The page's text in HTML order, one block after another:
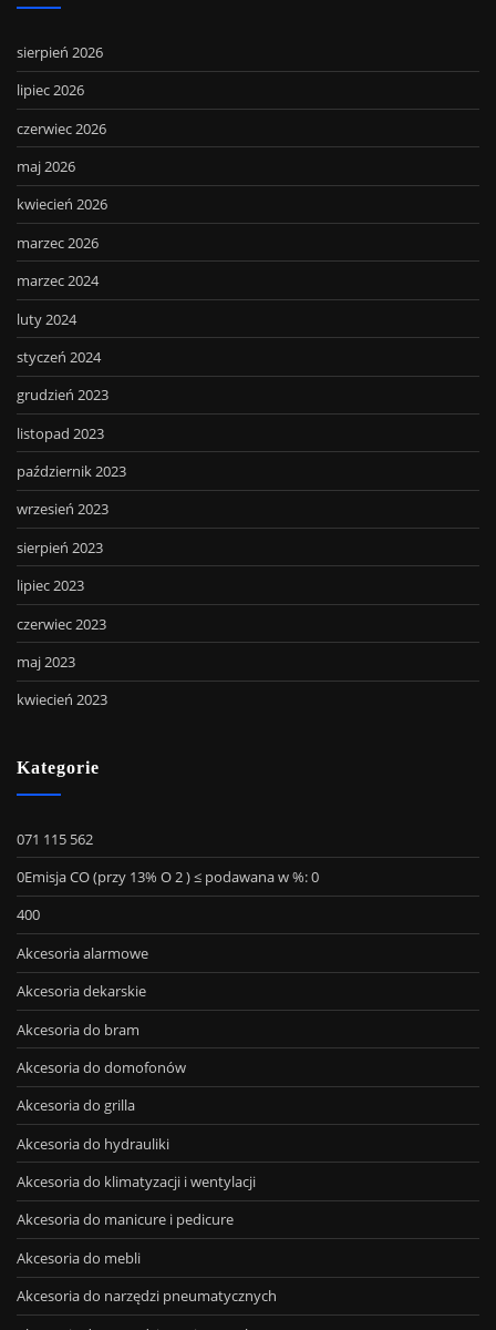
sierpień 2026
lipiec 2026
czerwiec 2026
maj 2026
kwiecień 2026
marzec 2026
marzec 2024
luty 2024
styczeń 2024
grudzień 2023
listopad 2023
październik 2023
wrzesień 2023
sierpień 2023
lipiec 2023
czerwiec 2023
maj 2023
kwiecień 2023
Kategorie
071 115 562
0Emisja CO (przy 13% O 2 ) ≤ podawana w %: 0
400
Akcesoria alarmowe
Akcesoria dekarskie
Akcesoria do bram
Akcesoria do domofonów
Akcesoria do grilla
Akcesoria do hydrauliki
Akcesoria do klimatyzacji i wentylacji
Akcesoria do manicure i pedicure
Akcesoria do mebli
Akcesoria do narzędzi pneumatycznych